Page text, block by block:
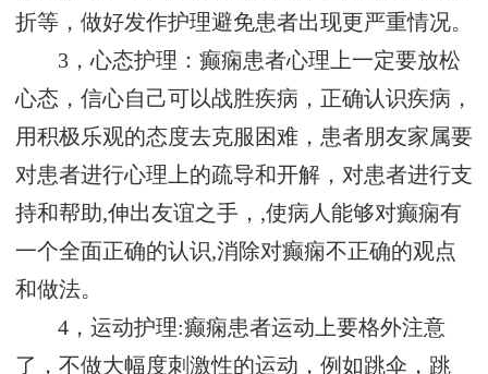
折等，做好发作护理避免患者出现更严重情况。
3，心态护理：癫痫患者心理上一定要放松
心态，信心自己可以战胜疾病，正确认识疾病，
用积极乐观的态度去克服困难，患者朋友家属要
对患者进行心理上的疏导和开解，对患者进行支
持和帮助,伸出友谊之手，,使病人能够对癫痫有
一个全面正确的认识,消除对癫痫不正确的观点
和做法。
4，运动护理:癫痫患者运动上要格外注意
了，不做大幅度刺激性的运动，例如跳伞，跳